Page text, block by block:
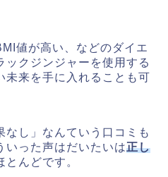
値が高い、などのダイエ
ックジンジャーを使用する
未来を手に入れることも可
なし」なんていう口コミも
いった声はだいたいは正し
とんどです。